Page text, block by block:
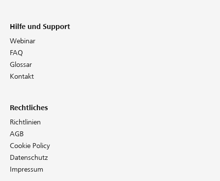
Hilfe und Support
Webinar
FAQ
Glossar
Kontakt
Rechtliches
Richtlinien
AGB
Cookie Policy
Datenschutz
Impressum